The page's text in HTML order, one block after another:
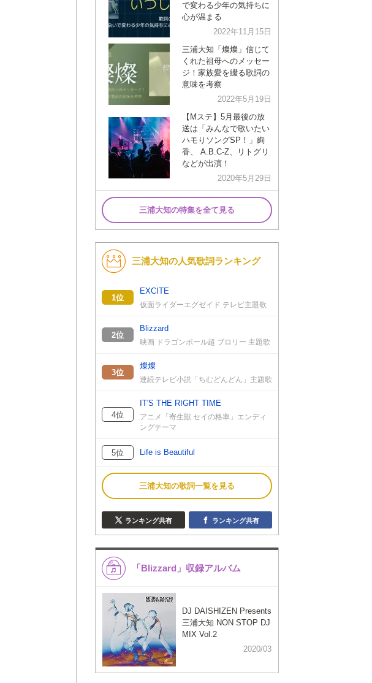
で変わる少年の気持ちに
心が温まる
2022年11月15日
三浦大知「燦燦」信じて
くれた祖母へのメッセー
ジ！家族愛を綴る歌詞の
意味を考察
2022年5月19日
【Mステ】5月最後の放
送は「みんなで歌いたい
ハモりソングSP！」絢
香、 A.B.C-Z、リトグリ
などが出演！
2020年5月29日
三浦大知の特集を全て見る
三浦大知の人気歌詞ランキング
1位
EXCITE
仮面ライダーエグゼイド テレビ主題歌
2位
Blizzard
映画 ドラゴンボール超 ブロリー 主題歌
3位
燦燦
連続テレビ小説「ちむどんどん」主題歌
4位
IT'S THE RIGHT TIME
アニメ「寄生獣 セイの格率」エンディ
ングテーマ
5位 Life is Beautiful
三浦大知の歌詞一覧を見る
ランキング共有 ランキング共有
「Blizzard」収録アルバム
DJ DAISHIZEN Presents
三浦大知 NON STOP DJ
MIX Vol.2
2020/03